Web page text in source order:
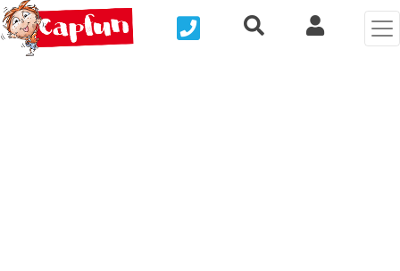
Nous contacterRecherche rapide
Mi